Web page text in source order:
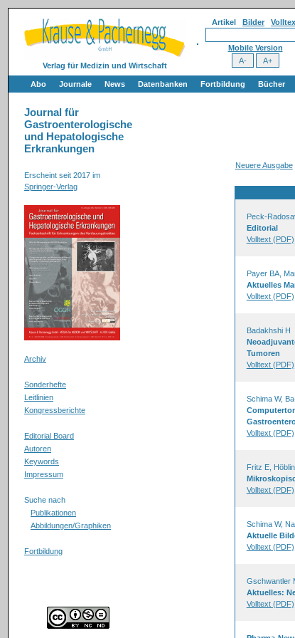
Verlag für Medizin und Wirtschaft
Artikel Bilder
Mobile Version
Abo Journale News Datenbanken Fortbildung Bücher
Journal für
Gastroenterologische
und Hepatologische
Erkrankungen
Erscheint seit 2017 im
Springer-Verlag
Archiv
Sonderhefte
Leitlinien
Kongressberichte
Editorial Board
Autoren
Keywords
Impressum
Suche nach
Publikationen
Abbildungen/Graphiken
Fortbildung
Neuere Ausgabe
Peck-
Editorial
Volltext (PDF)
Payer BA,
Aktuelles
Volltext (PDF)
Badakhshi H
Tumoren
Volltext (PDF)
Schima W,
Volltext (PDF)
Fritz E,
Volltext (PDF)
Schima W,
Aktuelle
Volltext (PDF)
Gschwantler
Aktuelles:
Volltext (PDF)